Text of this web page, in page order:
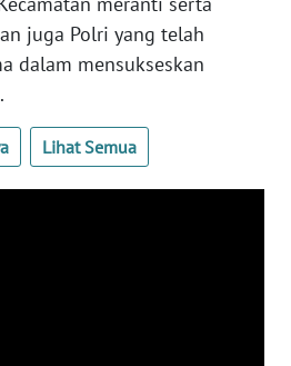
juga Polri yang telah
dalam mensukseskan
Lihat Semua